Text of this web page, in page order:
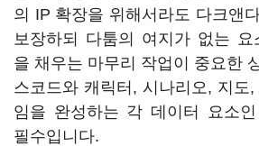
의 IP 확장을 위해서라도 다크앤
보장하되 다툼의 여지가 없는 요
을 채우는 마무리 작업이 중요한
스코드와 캐릭터, 시나리오, 지도,
임을 완성하는 각 데이터 요소
필수입니다.